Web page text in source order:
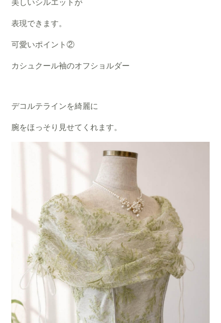
美しいシルエットが
表現できます。
可愛いポイント②
カシュクール袖のオフショルダー
デコルテラインを綺麗に
腕をほっそり見せてくれます。